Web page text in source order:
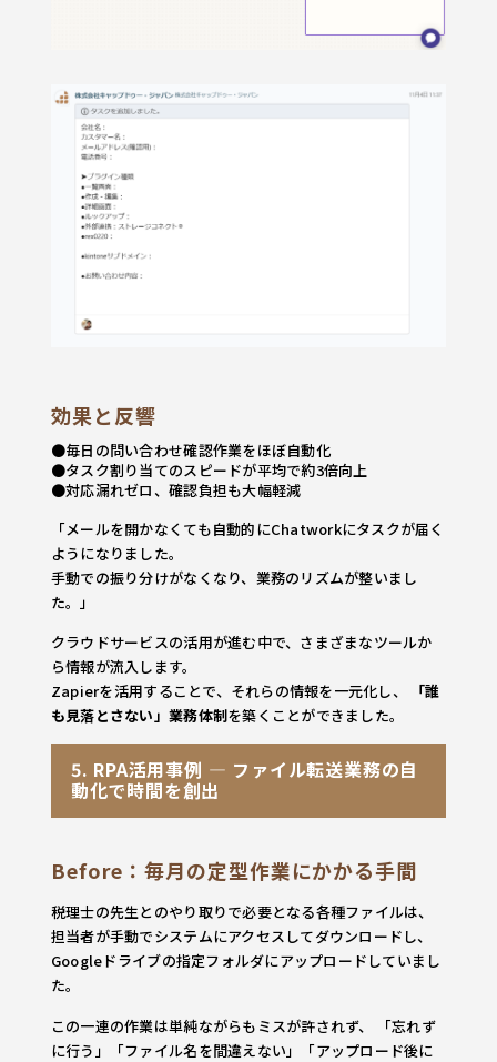
効果と反響
●毎日の問い合わせ確認作業をほぼ自動化
●タスク割り当てのスピードが平均で約3倍向上
●対応漏れゼロ、確認負担も大幅軽減
「メールを開かなくても自動的にChatworkにタスクが届く
ようになりました。
手動での振り分けがなくなり、業務のリズムが整いまし
た。」
クラウドサービスの活用が進む中で、さまざまなツールか
ら情報が流入します。
Zapierを活用することで、それらの情報を一元化し、
「誰
も見落とさない」業務体制を築くことができました。
5. RPA活用事例 ― ファイル転送業務の自
動化で時間を創出
Before：毎月の定型作業にかかる手間
税理士の先生とのやり取りで必要となる各種ファイルは、
担当者が手動でシステムにアクセスしてダウンロードし、
Googleドライブの指定フォルダにアップロードしていまし
た。
この一連の作業は単純ながらもミスが許されず、 「忘れず
に行う」「ファイル名を間違えない」「アップロード後に